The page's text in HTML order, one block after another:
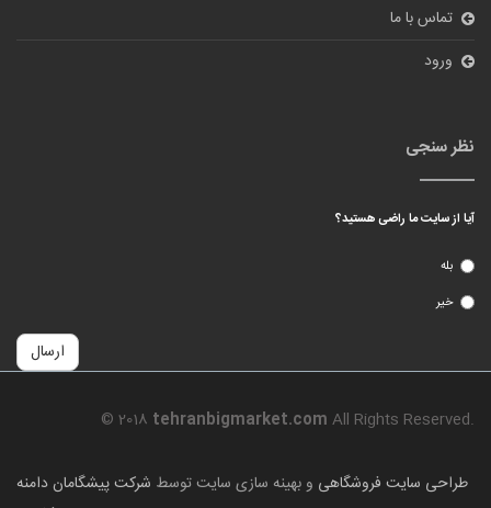
تماس با ما
ورود
نظر سنجی
آیا از سایت ما راضی هستید؟
بله
خیر
ارسال
© 2018 tehranbigmarket.com All Rights Reserved.
طراحی سایت فروشگاهی و بهینه سازی سایت توسط شرکت پیشگامان دامنه